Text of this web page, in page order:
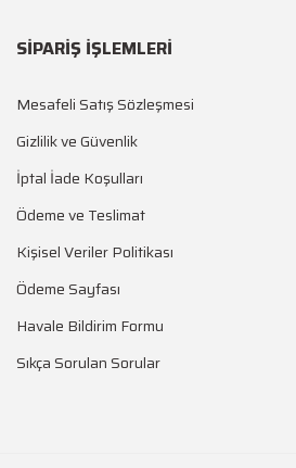
SİPARİŞ İŞLEMLERİ
Mesafeli Satış Sözleşmesi
Gizlilik ve Güvenlik
İptal İade Koşulları
Ödeme ve Teslimat
Kişisel Veriler Politikası
Ödeme Sayfası
Havale Bildirim Formu
Sıkça Sorulan Sorular